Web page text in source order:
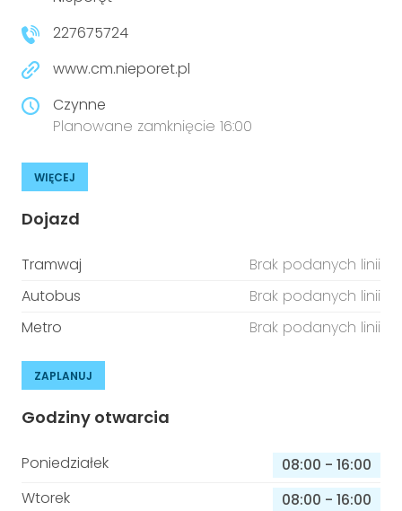
Prawo
Prawa osób z niepełnosprawnościami
227675724
www.cm.nieporet.pl
Czynne
Planowane zamknięcie 16:00
WIĘCEJ
Dojazd
Tramwaj
Brak podanych linii
Autobus
Brak podanych linii
Metro
Brak podanych linii
ZAPLANUJ
Godziny otwarcia
Poniedziałek 08:00 - 16:00
Wtorek
08:00 - 16:00